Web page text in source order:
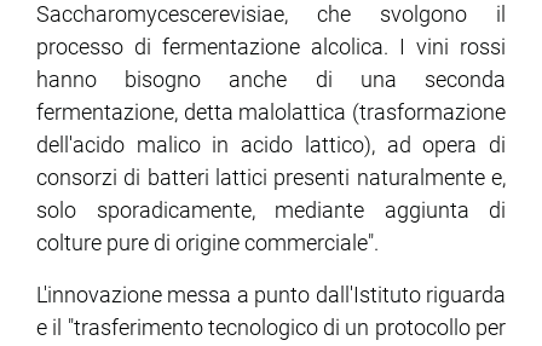
Saccharomycescerevisiae, che svolgono il
processo di fermentazione alcolica. I vini rossi
hanno bisogno anche di una seconda
fermentazione, detta malolattica (trasformazione
dell'acido malico in acido lattico), ad opera di
consorzi di batteri lattici presenti naturalmente e,
solo sporadicamente, mediante aggiunta di
colture pure di origine commerciale".
L'innovazione messa a punto dall'Istituto riguarda
e il "trasferimento tecnologico di un protocollo per